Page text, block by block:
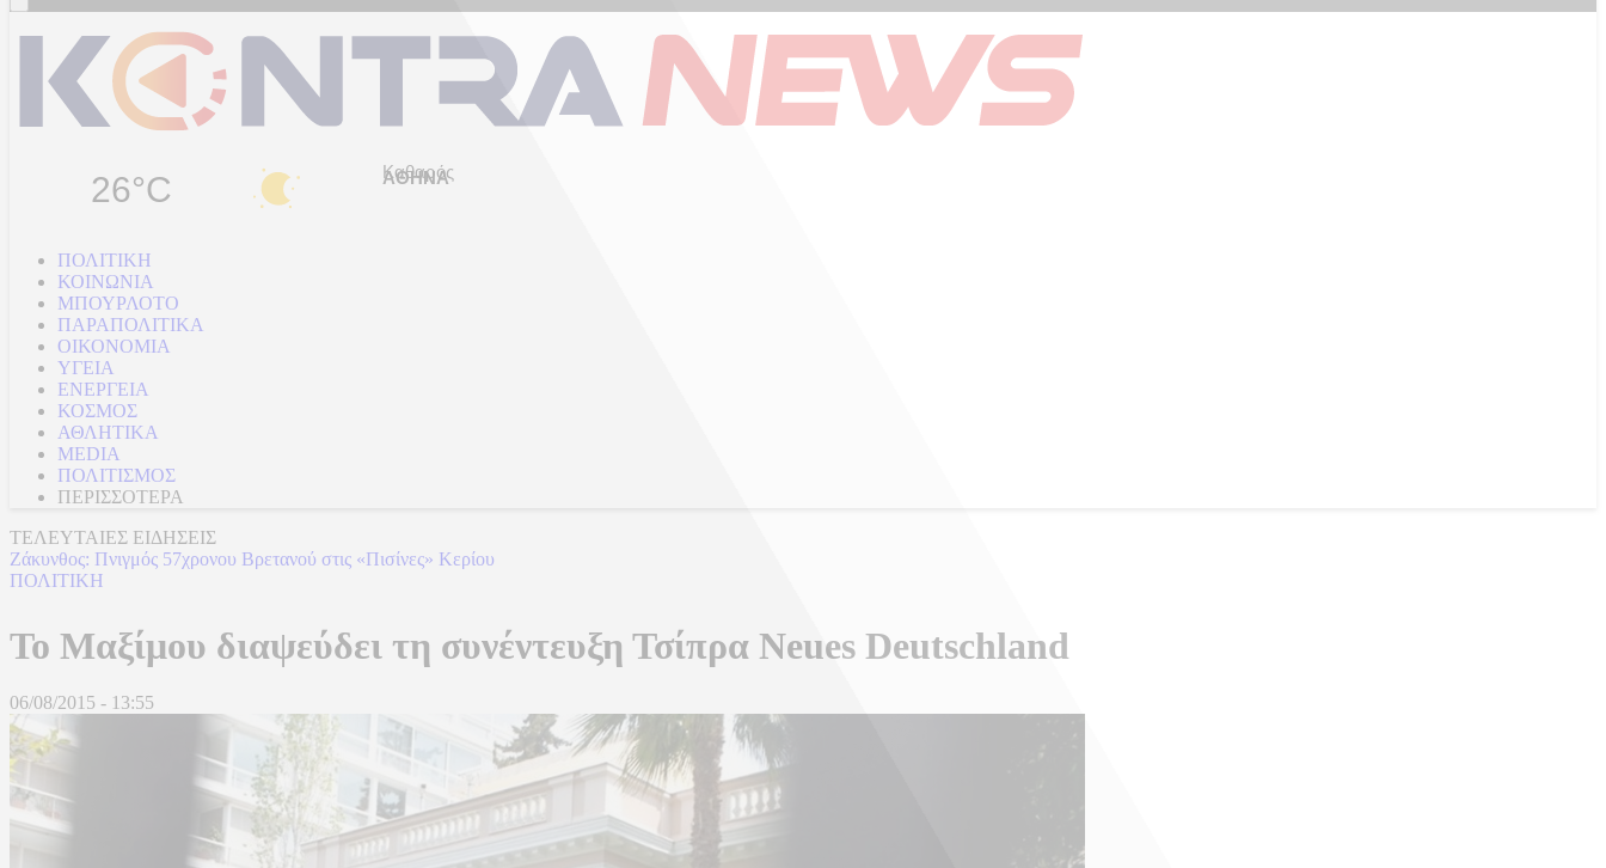
26°C Καθαρός
ΠΟΛΙΤΙΚΗ
ΚΟΙΝΩΝΙΑ
ΜΠΟΥΡΛΟΤΟ
ΠΑΡΑΠΟΛΙΤΙΚΑ
ΟΙΚΟΝΟΜΙΑ
ΥΓΕΙΑ
ΕΝΕΡΓΕΙΑ
ΚΟΣΜΟΣ
ΑΘΛΗΤΙΚΑ
MEDIA
ΠΟΛΙΤΙΣΜΟΣ
ΠΕΡΙΣΣΟΤΕΡΑ
ΤΕΛΕΥΤΑΙΕΣ ΕΙΔΗΣΕΙΣ
Ζάκυνθος: Πνιγμός 57χρονου Βρετανού στις «Πισίνες» Κερίου
ΠΟΛΙΤΙΚΗ
Το Μαξίμου διαψεύδει τη συνέντευξη Τσίπρα Neues Deutschland
06/08/2015 - 13:55